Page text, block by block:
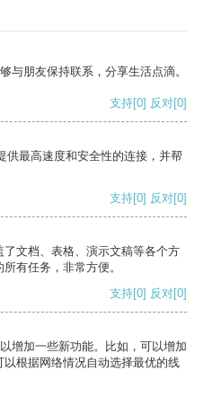
与朋友保持联系，分享生活点滴。
支持[0] 反对[0]
供最高速度和安全性的连接，并帮
支持[0] 反对[0]
文档、表格、演示文稿等各个方
有任务，非常方便。
支持[0] 反对[0]
增加一些新功能。比如，可以增加
根据网络情况自动选择最优的线